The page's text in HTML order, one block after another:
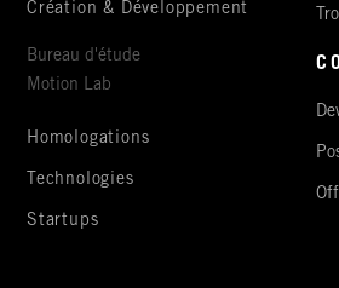
Création & Développement
Bureau d'étude
Motion Lab
Homologations
Technologies
Startups